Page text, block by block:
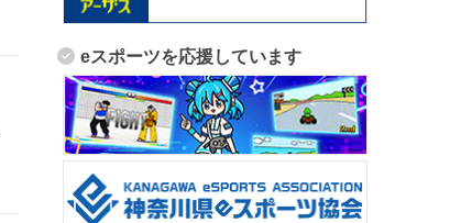
eスポーツを応援しています